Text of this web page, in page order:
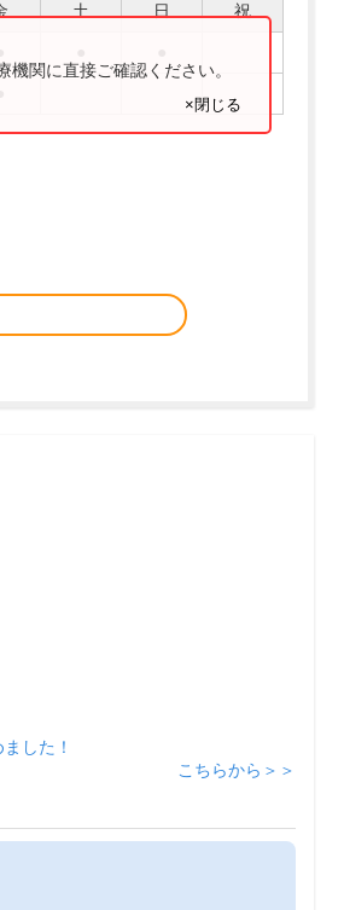
土 日 祝
関に直接ご確認ください。
×閉じる
した！
こちらから＞＞